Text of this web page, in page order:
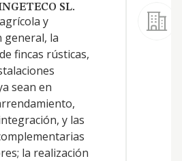
SL.
y
general, la
fincas rústicas,
sean en
y las
la realización